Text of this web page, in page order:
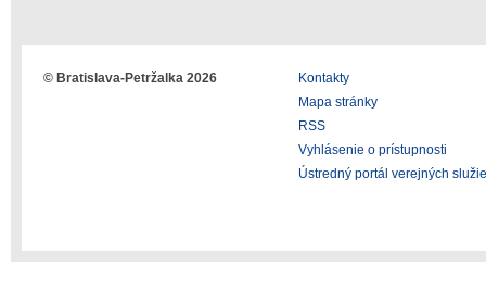
© Bratislava-Petržalka 2026
Kontakty
Mapa stránky
RSS
Vyhlásenie o prístupnosti
Ústredný portál verejných